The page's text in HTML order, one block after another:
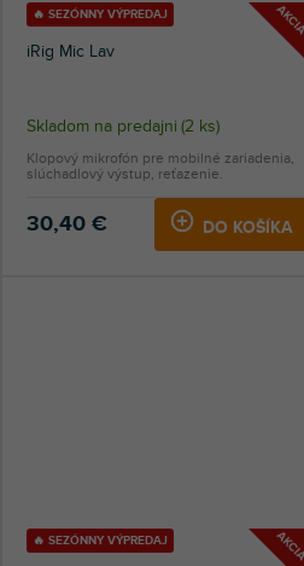
AKCIA
🔥 SEZÓNNY VÝPREDAJ
iRig Mic Lav
Skladom na predajni (2 ks)
30,40 € DO KOŠÍKA
Klopový mikrofón pre mobilné zariadenia,
slúchadlový výstup, reťazenie.
AKCIA
🔥 SEZÓNNY VÝPREDAJ